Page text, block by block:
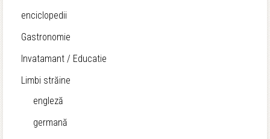
enciclopedii
Gastronomie
Invatamant / Educatie
Limbi străine
engleză
germană